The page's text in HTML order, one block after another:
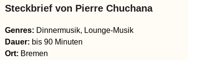
Steckbrief von Pierre Chuchana
Genres: Dinnermusik, Lounge-Musik
Dauer: bis 90 Minuten
Ort: Bremen